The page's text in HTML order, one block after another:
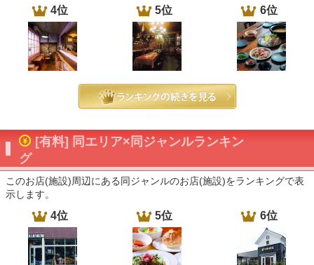
4位 5位 6位
[有料] 同エリア×同ジャンルランキン
グ
このお店(施設)周辺にある同ジャンルのお店(施設)をランキングで表
示します。
4位 5位 6位